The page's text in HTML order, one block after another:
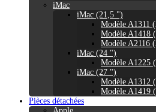
iMac
iMac (21,5 ")
Modèle A1311
Modèle A1418
Modèle A2116
iMac (24 ")
Modèle A1225
iMac (27 ")
Modèle A1312
Modèle A1419
Pièces détachées